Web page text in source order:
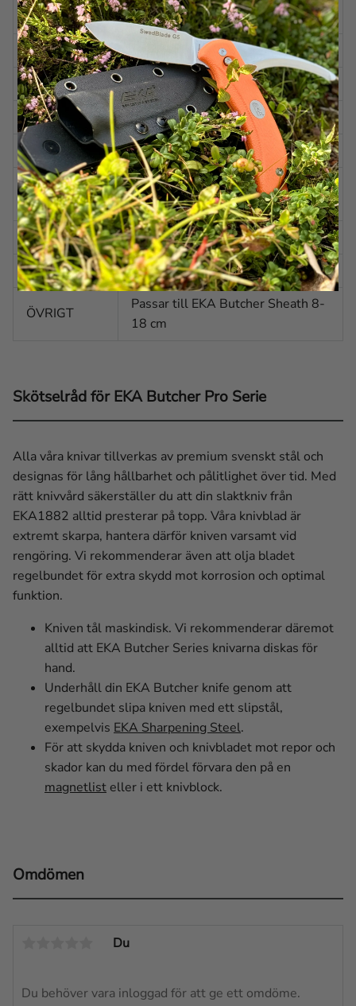
EK
2,6 mm
VIKT
STÅL
Alleima 12C27 (HRC 57-59)
BLADFINISH
Polerad
BLADFORM
Rak med spetsig topp
BLADSLIPNI
NG
Eggsval slipning
BLADVINKEL
Ca. 20 grader per sida
HANDTAG
Polymer Santoprene™
ÖVRIGT
Passar till EKA Butcher Sheath 8-
18 cm
Skötselråd för EKA Butcher Pro Serie
Alla våra knivar tillverkas av premium svenskt stål och
designas för lång hållbarhet och pålitlighet över tid. Med
rätt knivvård säkerställer du att din slaktkniv från
EKA1882 alltid presterar på topp. Våra knivblad är
extremt skarpa, hantera därför kniven varsamt vid
rengöring. Vi rekommenderar även att olja bladet
regelbundet för extra skydd mot korrosion och optimal
funktion.
Kniven tål maskindisk. Vi rekommenderar däremot
alltid att EKA Butcher Series knivarna diskas för
hand.
Underhåll din EKA Butcher knife genom att
regelbundet slipa kniven med ett slipstål,
exempelvis EKA Sharpening Steel.
För att skydda kniven och knivbladet mot repor och
skador kan du med fördel förvara den på en
magnetlist eller i ett knivblock.
Omdömen
Du